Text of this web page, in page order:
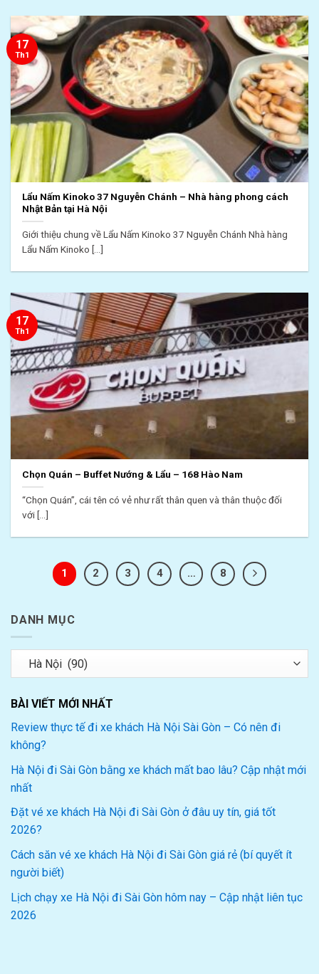
Lẩu Nấm Kinoko 37 Nguyễn Chánh – Nhà hàng phong cách
Nhật Bản tại Hà Nội
Giới thiệu chung về Lẩu Nấm Kinoko 37 Nguyễn Chánh Nhà hàng
Lẩu Nấm Kinoko [...]
17
Th1
Chọn Quán – Buffet Nướng & Lẩu – 168 Hào Nam
“Chọn Quán”, cái tên có vẻ như rất thân quen và thân thuộc đối
với [...]
17
Th1
1 2 3 4 … 8
DANH MỤC
Danh
BÀI VIẾT MỚI NHẤT
Review thực tế đi xe khách Hà Nội Sài Gòn – Có nên đi
không?
Hà Nội đi Sài Gòn bằng xe khách mất bao lâu? Cập nhật mới
nhất
Đặt vé xe khách Hà Nội đi Sài Gòn ở đâu uy tín, giá tốt
2026?
Cách săn vé xe khách Hà Nội đi Sài Gòn giá rẻ (bí quyết ít
người biết)
Lịch chạy xe Hà Nội đi Sài Gòn hôm nay – Cập nhật liên tục
2026